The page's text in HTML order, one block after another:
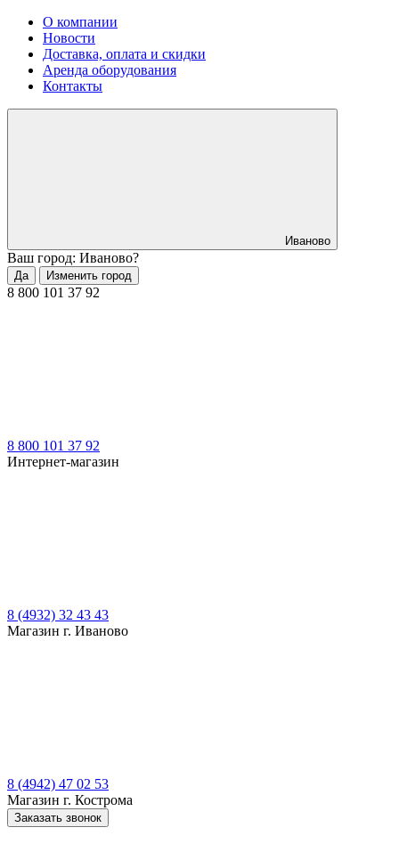
О компании
Новости
Доставка, оплата и скидки
Аренда оборудования
Контакты
Иваново
Ваш город: Иваново?
Да Изменить город
8 800 101 37 92
8 800 101 37 92
Интернет-магазин
8 (4932) 32 43 43
Магазин г. Иваново
8 (4942) 47 02 53
Магазин г. Кострома
Заказать звонок